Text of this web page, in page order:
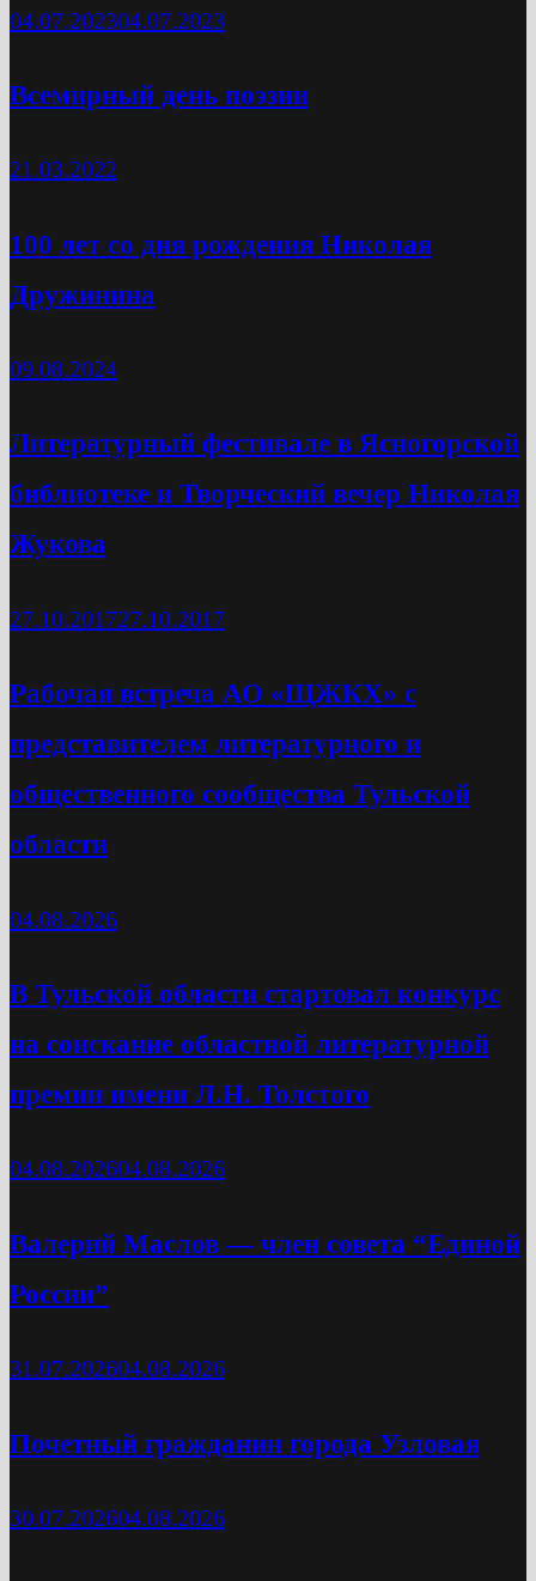
04.07.202304.07.2023
Всемирный день поэзии
21.03.2022
100 лет со дня рождения Николая
Дружинина
09.08.2024
Литературный фестивале в Ясногорской
библиотеке и Творческий вечер Николая
Жукова
27.10.201727.10.2017
Рабочая встреча АО «ЩЖКХ» с
представителем литературного и
общественного сообщества Тульской
области
04.08.2026
В Тульской области стартовал конкурс
на соискание областной литературной
премии имени Л.Н. Толстого
04.08.202604.08.2026
Валерий Маслов — член совета “Единой
России”
31.07.202604.08.2026
Почетный гражданин города Узловая
30.07.202604.08.2026